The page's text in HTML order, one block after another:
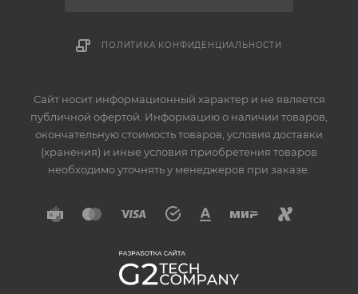
ПОЛИТИКА КОНФИДЕНЦИАЛЬНОСТИ
Сайт носит информационный характер и не является
публичной офертой. Информацию о наличии товаров,
окончательную стоимость товаров, условия доставки
(хранения) и иные условия приобретения товаров
необходимо уточнять у менеджеров при заказе.